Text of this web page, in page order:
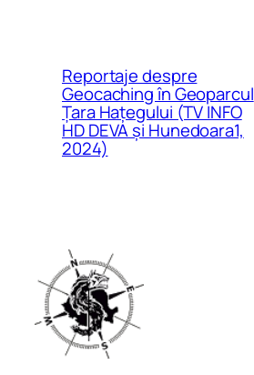
Reportaje despre
Geocaching în Geoparcul
Țara Hațegului (TV INFO
HD DEVA și Hunedoara1,
2024)